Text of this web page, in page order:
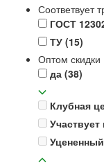
Соответвует
ГОСТ
ТУ (15)
Оптом скидки
да (38)
Клубная
Участвует